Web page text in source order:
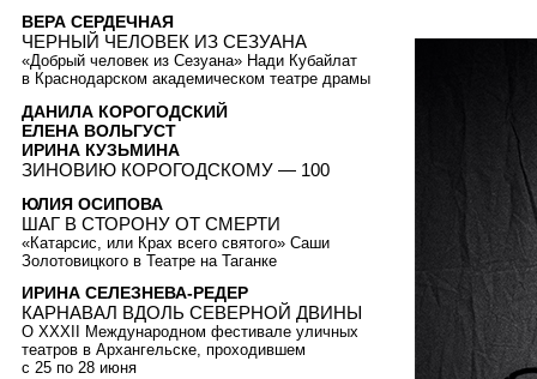
ВЕРА СЕРДЕЧНАЯ
ЧЕРНЫЙ ЧЕЛОВЕК ИЗ СЕЗУАНА
«Добрый человек из Сезуана» Нади Кубайлат
в Краснодарском академическом театре драмы
ДАНИЛА КОРОГОДСКИЙ
ЕЛЕНА ВОЛЬГУСТ
ИРИНА КУЗЬМИНА
ЗИНОВИЮ КОРОГОДСКОМУ — 100
ЮЛИЯ ОСИПОВА
ШАГ В СТОРОНУ ОТ СМЕРТИ
«Катарсис, или Крах всего святого» Саши
Золотовицкого в Театре на Таганке
ИРИНА СЕЛЕЗНЕВА-РЕДЕР
КАРНАВАЛ ВДОЛЬ СЕВЕРНОЙ ДВИНЫ
О XXXII Международном фестивале уличных
театров в Архангельске, проходившем
с 25 по 28 июня